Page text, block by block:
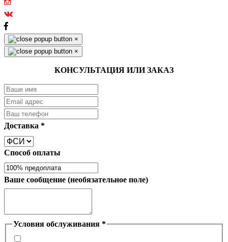
×
×
КОНСУЛЬТАЦИЯ ИЛИ ЗАКАЗ
Доставка *
Способ оплаты
Ваше сообщение (необязательное поле)
Условия обслуживания *